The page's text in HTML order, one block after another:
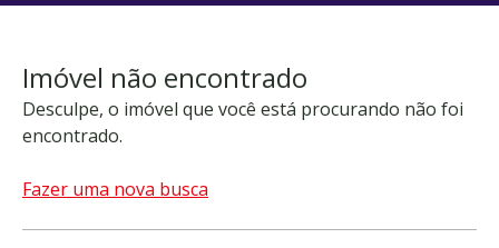
Imóvel não encontrado
Desculpe, o imóvel que você está procurando não foi
encontrado.
Fazer uma nova busca